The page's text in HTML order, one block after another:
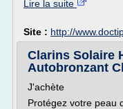
Lire la suite
Site : http://
Clarins Solaire
Autobronzant
J'achète
Protégez votre peau